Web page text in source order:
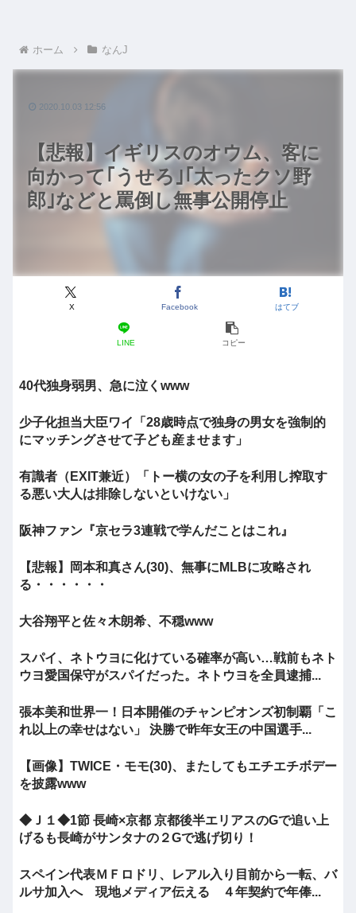
ホーム なんJ
【悲報】イギリスのオウム、客に
向かって｢うせろ｣｢太ったクソ野
郎｣などと罵倒し無事公開停止
X Facebook はてブ
LINE コピー
2020.10.03 12:56
40代独身弱男、急に泣くwww
少子化担当大臣ワイ「28歳時点で独身の男女を強制的
にマッチングさせて子ども産ませます」
有識者（EXIT兼近）「トー横の女の子を利用し搾取す
る悪い大人は排除しないといけない」
阪神ファン『京セラ3連戦で学んだことはこれ』
【悲報】岡本和真さん(30)、無事にMLBに攻略され
る・・・・・・
大谷翔平と佐々木朗希、不穏www
スパイ、ネトウヨに化けている確率が高い…戦前もネト
ウヨ愛国保守がスパイだった。ネトウヨを全員逮捕...
張本美和世界一！日本開催のチャンピオンズ初制覇「こ
れ以上の幸せはない」 決勝で昨年女王の中国選手...
【画像】TWICE・モモ(30)、またしてもエチエチボデー
を披露www
◆Ｊ１◆1節 長崎×京都 京都後半エリアスのGで追い上
げるも長崎がサンタナの２Gで逃げ切り！
スペイン代表ＭＦロドリ、レアル入り目前から一転、バ
ルサ加入へ 現地メディア伝える ４年契約で年俸...